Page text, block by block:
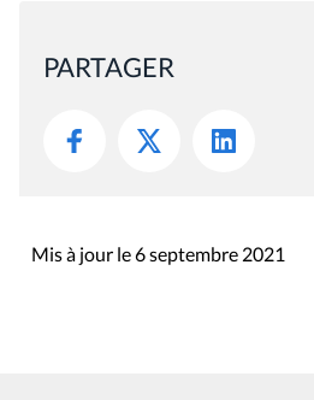
PARTAGER
Mis à jour le 6 septembre 2021